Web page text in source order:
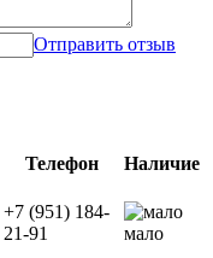
Отправить отзыв
Телефон
Наличие
+7 (951) 184-
21-91
мало